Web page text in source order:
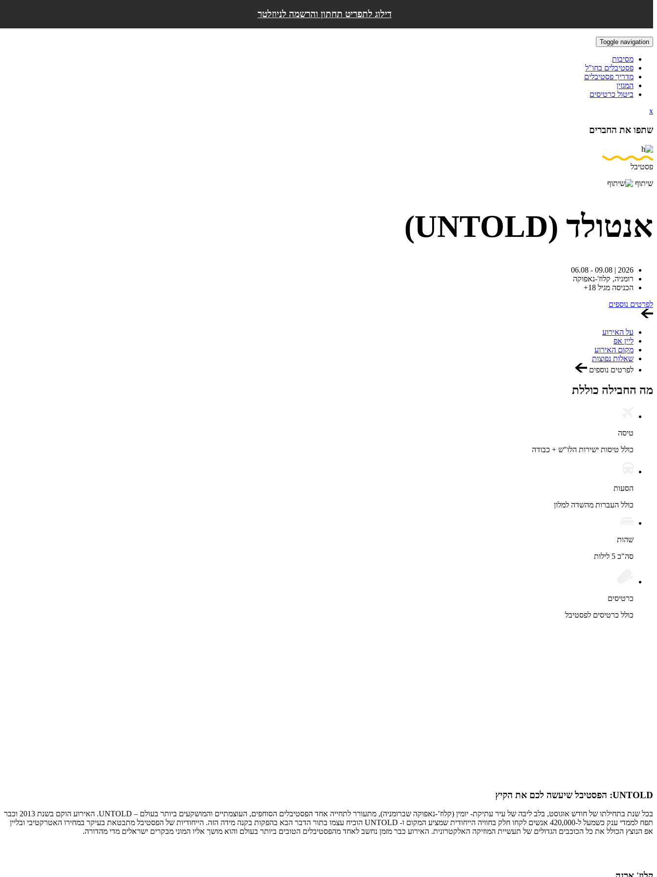
דילוג לתפריט
דילוג לתפריט תחתון והרשמה לניוזלטר
Toggle navigation
מסיבות
פסטיבלים בחו"ל
מדריך פסטיבלים
המגזין
ביטול כרטיסים
x
שתפו את החברים
פסטיבל
שיתוף
אנטולד (UNTOLD)
2026 | 09.08 - 06.08
רומניה, קלוז'-נאפוקה
הכניסה מגיל 18+
לפרטים נוספים
על האירוע
ליין אפ
מקום האירוע
שאלות נפוצות
לפרטים נוספים
מה החבילה כוללת
טיסה
כולל טיסות ישירות הלו"ש + כבודה
הסעות
כולל העברות מהשדה למלון
שהות
סה"כ 5 לילות
כרטיסים
כולל כרטיסים לפסטיבל
UNTOLD: הפסטיבל שיעשה לכם את הקיץ
בכל שנת בתחילתו של חודש אוגוסט, בלב ליבה של עיר עתיקת- יומין (קלוז’-נאפוקה שברומניה), מתעורר לתחייה אחד הפסטיבלים הסוחפים, העוצמתיים והמושקעים ביותר בעולם – UNTOLD. האירוע הוקם בשנת 2013 וכבר
תפח לממדי ענק כשמעל ל-420,000 אנשים לקחו חלק בחוויה הייחודית שמציע המקום ו- UNTOLD הוכיח עצמו בתור הדבר הבא בהפקות בקנה מידה הזה. הייחודיות של הפסטיבל מתבטאת בעיקר במחירו האטרקטיבי ובליין
אפ הנוצץ הכולל את כל הכוכבים הגדולים של תעשיית המוזיקה האלקטרונית. האירוע כבר מזמן נחשב לאחד מהפסטיבלים הטובים ביותר בעולם והוא מושך אליו המוני מבקרים ישראלים מדי מהדורה.